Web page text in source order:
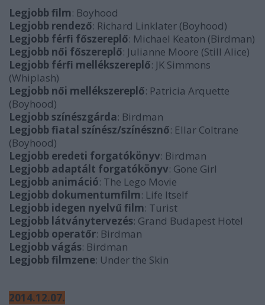
Legjobb film: Boyhood
Legjobb rendező: Richard Linklater (Boyhood)
Legjobb férfi főszereplő: Michael Keaton (Birdman)
Legjobb női főszereplő: Julianne Moore (Still Alice)
Legjobb férfi mellékszereplő: JK Simmons
(Whiplash)
Legjobb női mellékszereplő: Patricia Arquette
(Boyhood)
Legjobb színészgárda: Birdman
Legjobb fiatal színész/színésznő: Ellar Coltrane
(Boyhood)
Legjobb eredeti forgatókönyv: Birdman
Legjobb adaptált forgatókönyv: Gone Girl
Legjobb animáció: The Lego Movie
Legjobb dokumentumfilm: Life Itself
Legjobb idegen nyelvű film: Turist
Legjobb látványtervezés: Grand Budapest Hotel
Legjobb operatőr: Birdman
Legjobb vágás: Birdman
Legjobb filmzene: Under the Skin
2014.12.07.